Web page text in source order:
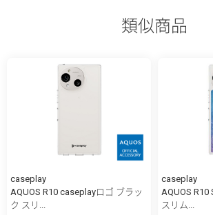
類似商品
caseplay
AQUOS R10 caseplayロゴ ブラッ
ク スリ...
caseplay
AQUOS R10
スリム...